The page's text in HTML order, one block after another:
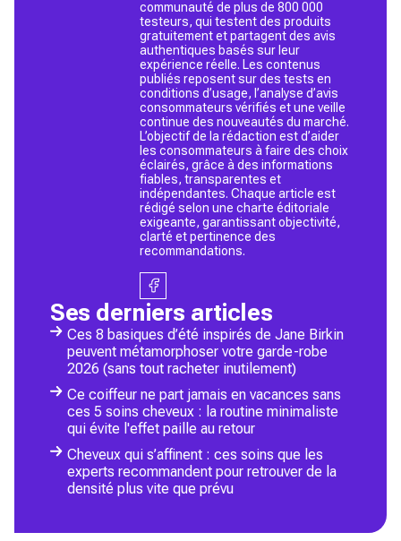
communauté de plus de 800 000
testeurs, qui testent des produits
gratuitement et partagent des avis
authentiques basés sur leur
expérience réelle. Les contenus
publiés reposent sur des tests en
conditions d’usage, l’analyse d’avis
consommateurs vérifiés et une veille
continue des nouveautés du marché.
L’objectif de la rédaction est d’aider
les consommateurs à faire des choix
éclairés, grâce à des informations
fiables, transparentes et
indépendantes. Chaque article est
rédigé selon une charte éditoriale
exigeante, garantissant objectivité,
clarté et pertinence des
recommandations.
Ses derniers articles
Ces 8 basiques d’été inspirés de Jane Birkin
peuvent métamorphoser votre garde-robe
2026 (sans tout racheter inutilement)
Ce coiffeur ne part jamais en vacances sans
ces 5 soins cheveux : la routine minimaliste
qui évite l'effet paille au retour
Cheveux qui s’affinent : ces soins que les
experts recommandent pour retrouver de la
densité plus vite que prévu